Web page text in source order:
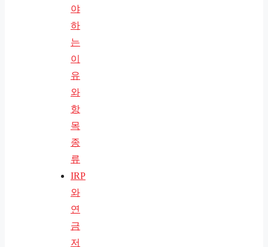
야
하
는
이
유
와
항
목
종
류
IRP
와
연
금
저